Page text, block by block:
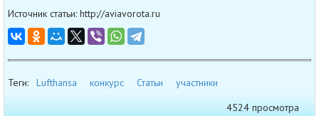
Источник статьи: http://aviavorota.ru
Теги: Lufthansa конкурс Статьи
участники
4524 просмотра